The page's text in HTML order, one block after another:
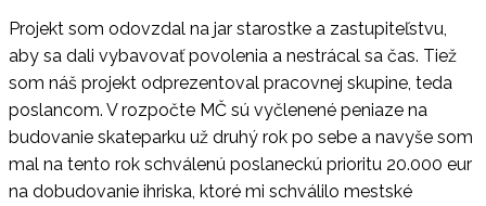
Projekt som odovzdal na jar starostke a zastupiteľstvu,
aby sa dali vybavovať povolenia a nestrácal sa čas. Tiež
som náš projekt odprezentoval pracovnej skupine, teda
poslancom. V rozpočte MČ sú vyčlenené peniaze na
budovanie skateparku už druhý rok po sebe a navyše som
mal na tento rok schválenú poslaneckú prioritu 20.000 eur
na dobudovanie ihriska, ktoré mi schválilo mestské